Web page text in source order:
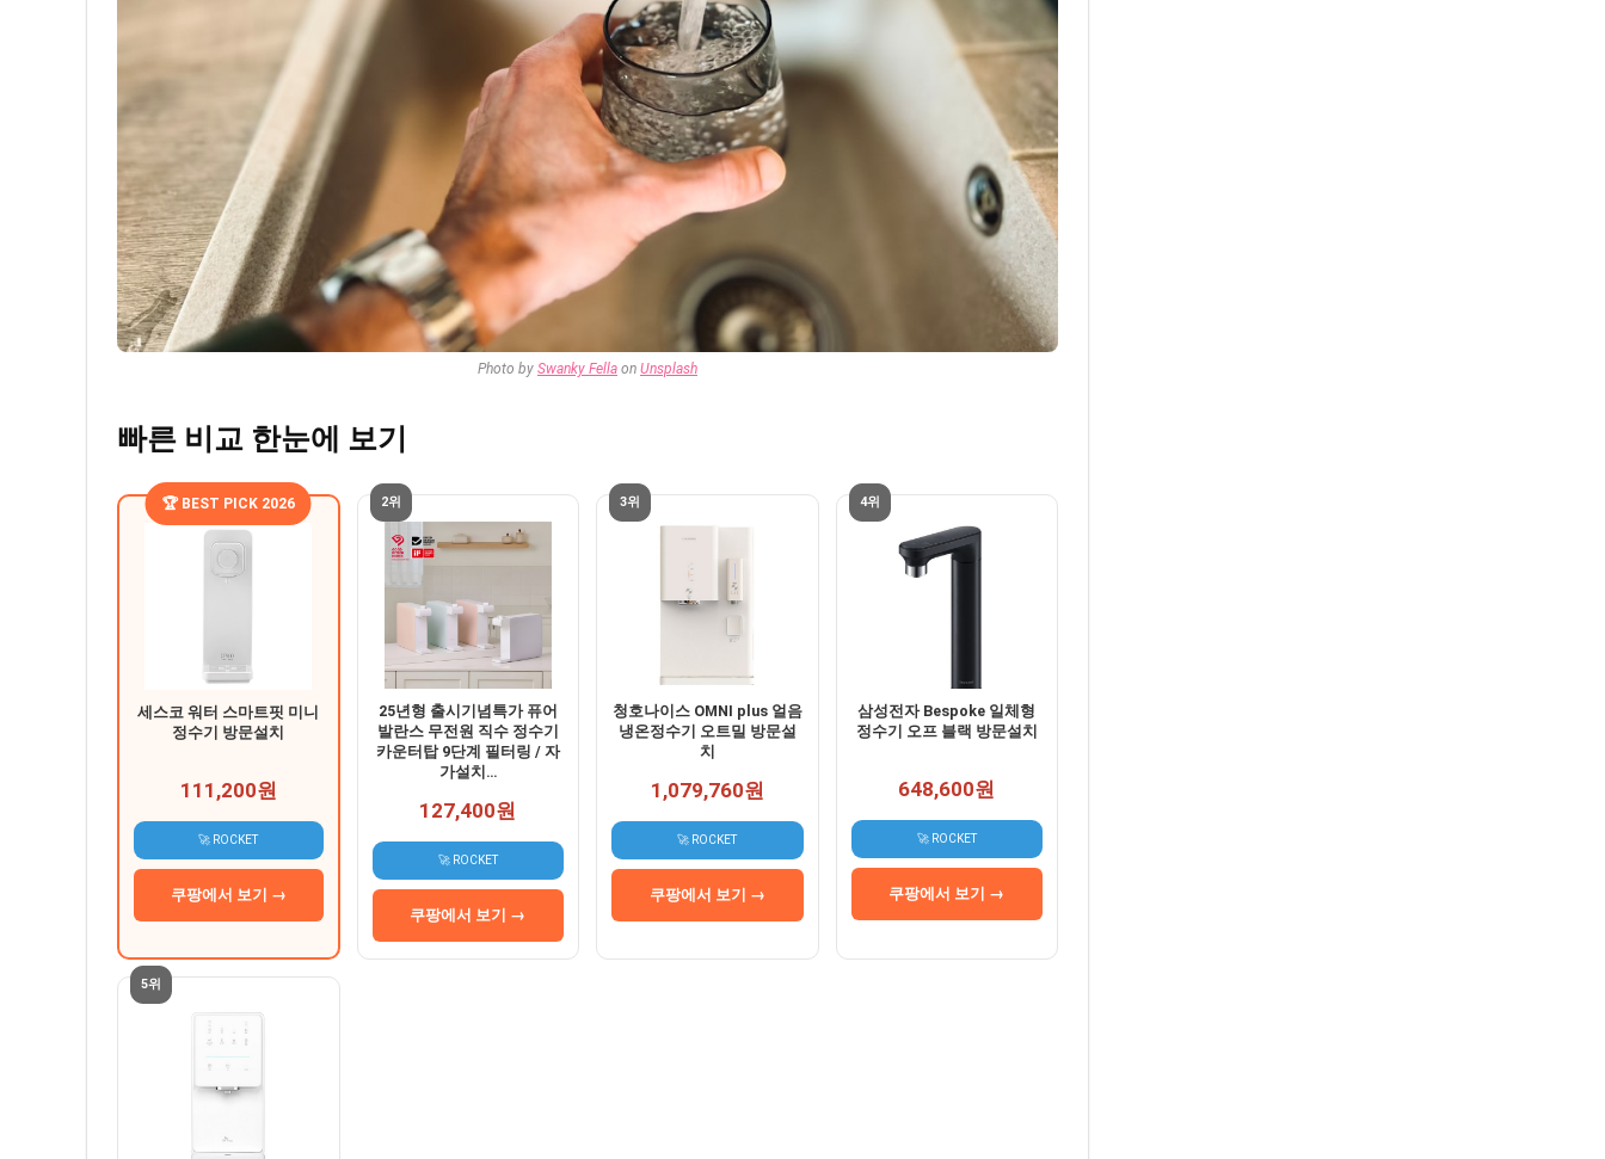
Photo by Swanky Fella on Unsplash
빠른 비교 한눈에 보기
🏆 BEST PICK 2026
세스코 워터 스마트핏 미니
정수기 방문설치
111,200원
🚀 ROCKET
쿠팡에서 보기 →
2위
25년형 출시기념특가 퓨어
발란스 무전원 직수 정수기
카운터탑 9단계 필터링 / 자
가설치…
127,400원
🚀 ROCKET
쿠팡에서 보기 →
3위
청호나이스 OMNI plus 얼음
냉온정수기 오트밀 방문설
치
1,079,760원
🚀 ROCKET
쿠팡에서 보기 →
4위
삼성전자 Bespoke 일체형
정수기 오프 블랙 방문설치
648,600원
🚀 ROCKET
쿠팡에서 보기 →
5위